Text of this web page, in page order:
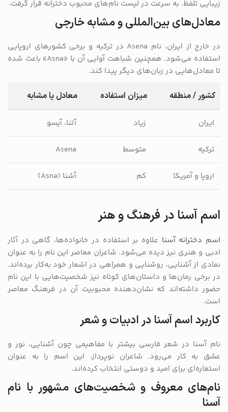
زیبایی تلفظ، به سرعت در لیست نام‌های محبوب دخترانه قرار گرفت.
معادل‌های بین‌المللی و مشابه خارجی
در خارج از ایران، نام Asena در ترکیه و برخی کشورهای اروپایی
استفاده می‌شود. همچنین شباهت آوایی آن با «Asna» باعث شده
تا معادل‌هایی در زبان‌های دیگر پیدا کند.
کشور / منطقه میزان استفاده معادل یا مشابه
ایران زیاد آتنا، آیسو
ترکیه متوسط Asena
اروپا و آمریکا کم آشنا (Asna)
اسم آسنا در فرهنگ و هنر
اسم دخترانه آسنا علاوه بر استفاده در خانواده‌ها، گاهی در آثار
ادبی و هنری نیز دیده می‌شود. شاعران معاصر این نام را به عنوان
نمادی از آشنایی، روشنایی و همراهی در اشعار خود به‌کار برده‌اند.
در برخی رمان‌ها و داستان‌های کوتاه نیز شخصیت‌هایی با این نام
حضور داشته‌اند که نشان‌دهنده محبوبیت آن در فرهنگ معاصر
است.
کاربرد اسم آسنا در ادبیات و شعر
نام آسنا در شعر فارسی بیشتر با مفاهیمی چون آشنایی، نور و
عشق به کار می‌رود. شاعران نوپرداز، این اسم را به عنوان
استعاره‌ای برای امید و دوستی انتخاب کرده‌اند.
نام‌های معروف و شخصیت‌های مشهور با نام
آسنا